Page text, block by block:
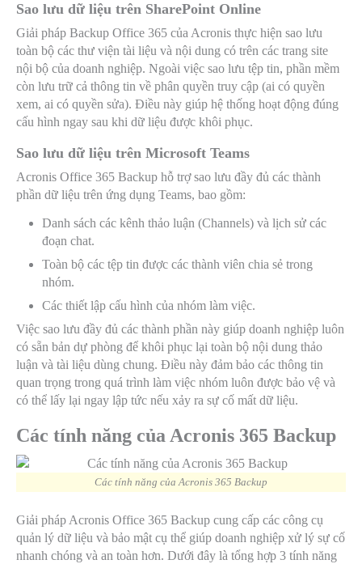
Sao lưu dữ liệu trên SharePoint Online
Giải pháp Backup Office 365 của Acronis thực hiện sao lưu
toàn bộ các thư viện tài liệu và nội dung có trên các trang site
nội bộ của doanh nghiệp. Ngoài việc sao lưu tệp tin, phần mềm
còn lưu trữ cả thông tin về phân quyền truy cập (ai có quyền
xem, ai có quyền sửa). Điều này giúp hệ thống hoạt động đúng
cấu hình ngay sau khi dữ liệu được khôi phục.
Sao lưu dữ liệu trên Microsoft Teams
Acronis Office 365 Backup hỗ trợ sao lưu đầy đủ các thành
phần dữ liệu trên ứng dụng Teams, bao gồm:
Danh sách các kênh thảo luận (Channels) và lịch sử các
đoạn chat.
Toàn bộ các tệp tin được các thành viên chia sẻ trong
nhóm.
Các thiết lập cấu hình của nhóm làm việc.
Việc sao lưu đầy đủ các thành phần này giúp doanh nghiệp luôn
có sẵn bản dự phòng để khôi phục lại toàn bộ nội dung thảo
luận và tài liệu dùng chung. Điều này đảm bảo các thông tin
quan trọng trong quá trình làm việc nhóm luôn được bảo vệ và
có thể lấy lại ngay lập tức nếu xảy ra sự cố mất dữ liệu.
Các tính năng của Acronis 365 Backup
Các tính năng của Acronis 365 Backup
Giải pháp Acronis Office 365 Backup cung cấp các công cụ
quản lý dữ liệu và bảo mật cụ thể giúp doanh nghiệp xử lý sự cố
nhanh chóng và an toàn hơn. Dưới đây là tổng hợp 3 tính năng